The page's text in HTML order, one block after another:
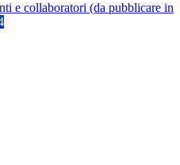
e collaboratori (da pubblicare in